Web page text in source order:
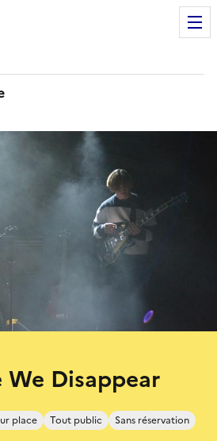
We Disappear
place Tout public Sans réservation